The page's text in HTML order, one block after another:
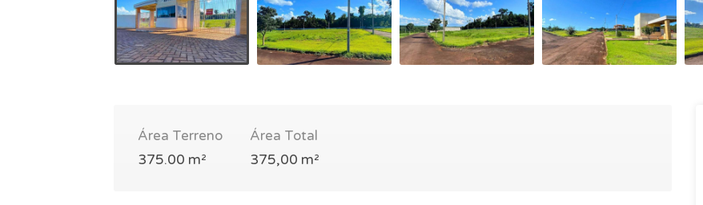
Área Terreno
375.00 m²
Área Total
375,00 m²